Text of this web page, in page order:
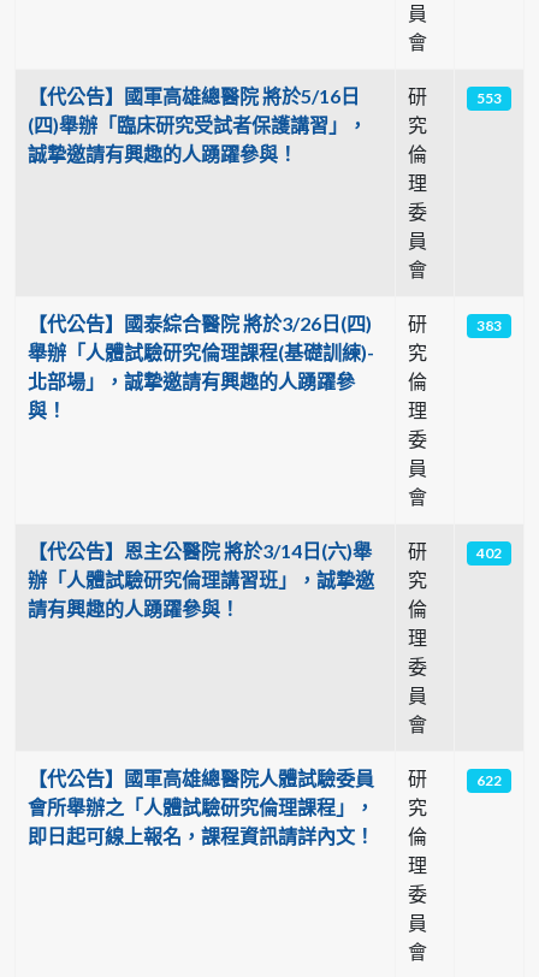
員
會
【代公告】國軍高雄總醫院 將於5/16日
(四)舉辦「臨床研究受試者保護講習」，
誠摯邀請有興趣的人踴躍參與！
研
究
倫
理
委
員
會
553
【代公告】國泰綜合醫院 將於3/26日(四)
舉辦「人體試驗研究倫理課程(基礎訓練)-
北部場」，誠摯邀請有興趣的人踴躍參
與！
研
究
倫
理
委
員
會
383
【代公告】恩主公醫院 將於3/14日(六)舉
辦「人體試驗研究倫理講習班」，誠摯邀
請有興趣的人踴躍參與！
研
究
倫
理
委
員
會
402
【代公告】國軍高雄總醫院人體試驗委員
會所舉辦之「人體試驗研究倫理課程」，
即日起可線上報名，課程資訊請詳內文！
研
究
倫
理
委
員
會
622